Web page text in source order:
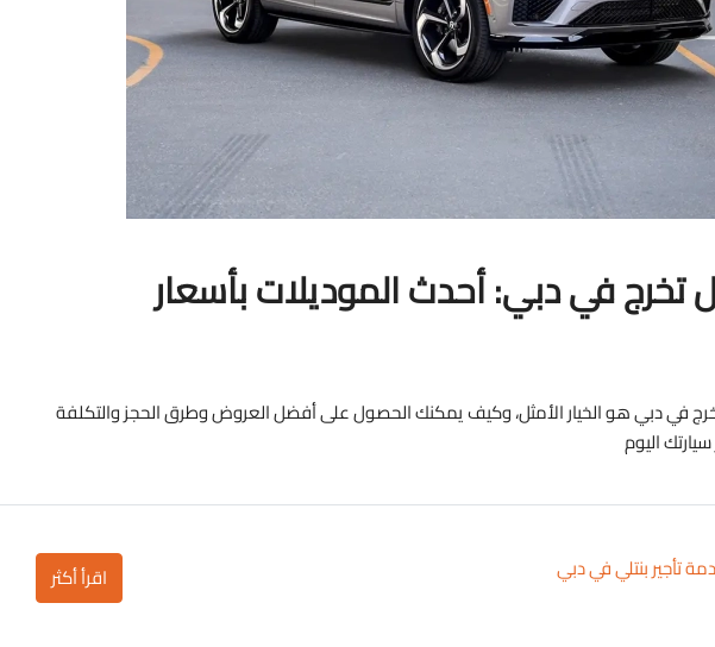
تخرج في دبي: أحدث الموديلات بأسعار
تخرج في دبي هو الخيار الأمثل، وكيف يمكنك الحصول على أفضل العروض وطرق الحجز والتكلفة
اليوم
تأجير بنتلي في دبي اقرأ أكثر